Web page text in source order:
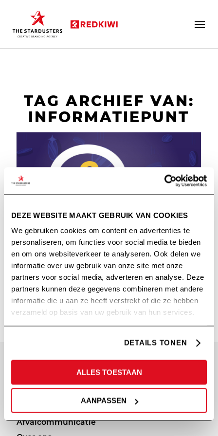
DEZE WEBSITE MAAKT GEBRUIK VAN COOKIES
We gebruiken cookies om content en advertenties te
personaliseren, om functies voor social media te bieden
en om ons websiteverkeer te analyseren. Ook delen we
informatie over uw gebruik van onze site met onze
partners voor social media, adverteren en analyse. Deze
partners kunnen deze gegevens combineren met andere
informatie die u aan ze heeft verstrekt of die ze hebben
verzameld op basis van uw gebruik van hun services.
DETAILS TONEN
ALLES TOESTAAN
AANPASSEN
TAG ARCHIEF VAN:
INFORMATIEPUNT
GEMEENTE PIJNACKER-NOOTDORP
Diensten
Afvalcommunicatie
PRIVACY
Cookie statement
Privacy policy